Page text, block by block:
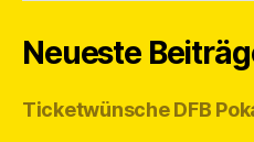
Neueste
Ticketwünsche DFB